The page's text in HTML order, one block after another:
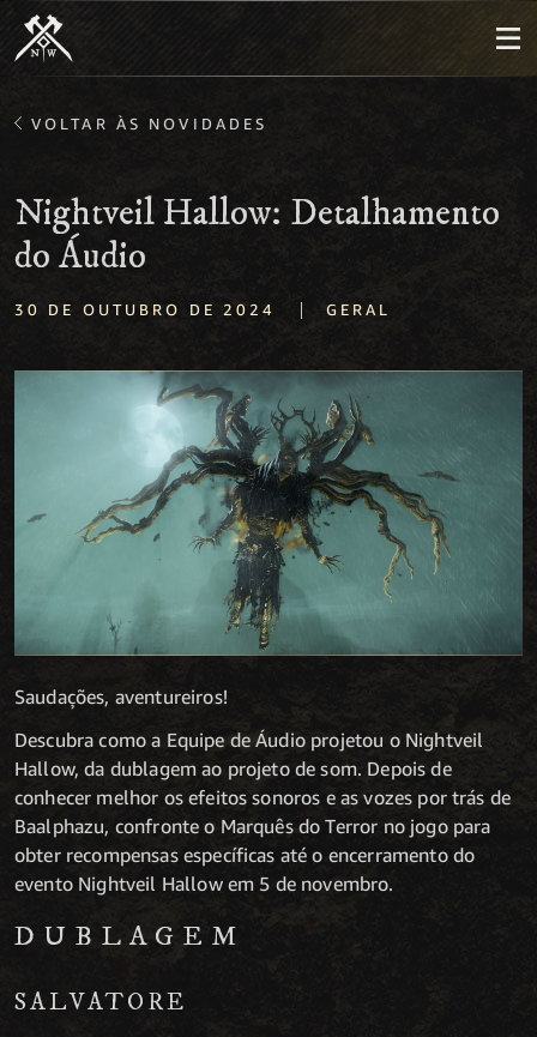
VOLTAR ÀS NOVIDADES
Nightveil Hallow: Detalhamento
do Áudio
30 DE OUTUBRO DE 2024 | GERAL
Saudações, aventureiros!
Descubra como a Equipe de Áudio projetou o Nightveil
Hallow, da dublagem ao projeto de som. Depois de
conhecer melhor os efeitos sonoros e as vozes por trás de
Baalphazu, confronte o Marquês do Terror no jogo para
obter recompensas específicas até o encerramento do
evento Nightveil Hallow em 5 de novembro.
DUBLAGEM
SALVATORE